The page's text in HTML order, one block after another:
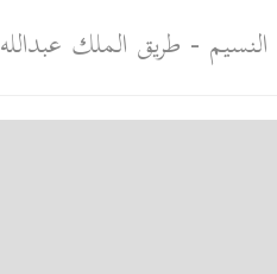
- طريق الملك عبدالله